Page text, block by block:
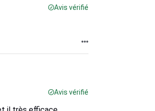
Avis vérifié
Avis vérifié